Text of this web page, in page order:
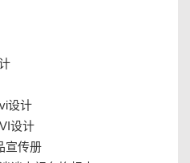
设计
设计
宣传册